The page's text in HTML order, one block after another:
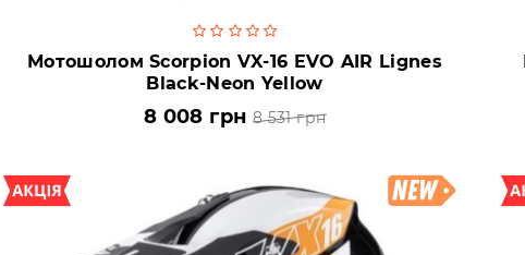
Мотошолом Scorpion VX-16 EVO AIR Lignes
Black-Neon Yellow
8 008 грн 8 531 грн